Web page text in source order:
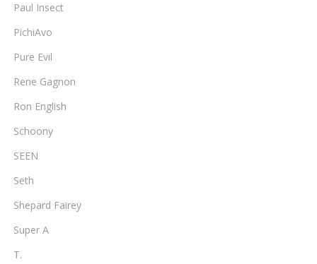
Paul Insect
PichiAvo
Pure Evil
Rene Gagnon
Ron English
Schoony
SEEN
Seth
Shepard Fairey
Super A
T.